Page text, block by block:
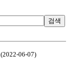
검색
(2022-06-07)